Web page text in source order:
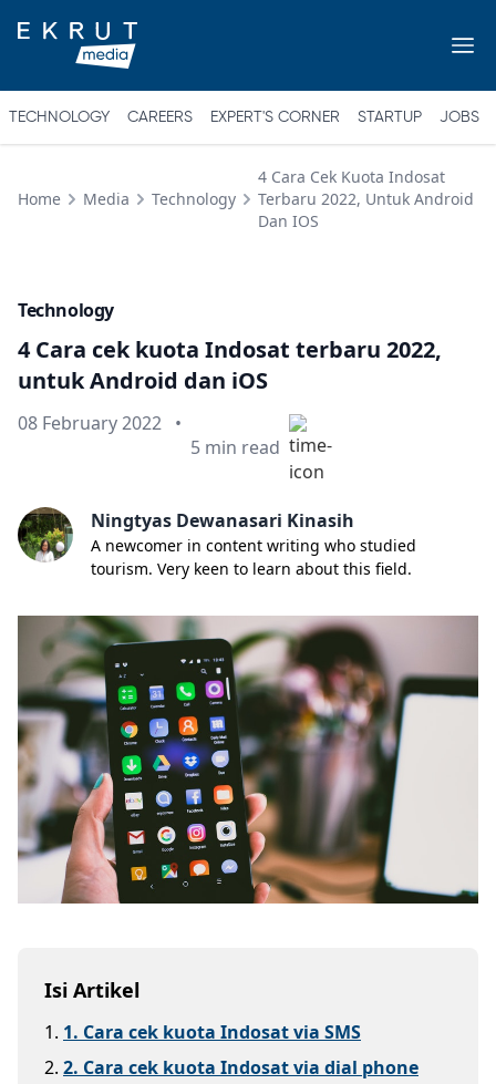
TECHNOLOGY CAREERS EXPERT'S CORNER STARTUP JOBS
Home Media Technology
4 Cara Cek Kuota Indosat
Terbaru 2022, Untuk Android
Dan IOS
Technology
4 Cara cek kuota Indosat terbaru 2022,
untuk Android dan iOS
Published on
08 February 2022 •
Min read
5 min read
Ningtyas Dewanasari Kinasih
A newcomer in content writing who studied
tourism. Very keen to learn about this field.
Isi Artikel
1. 1. Cara cek kuota Indosat via SMS
2. 2. Cara cek kuota Indosat via dial phone